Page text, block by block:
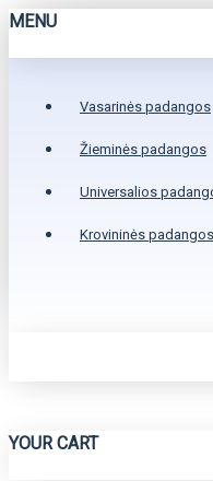
MENU
Vasarinės padangos
Žieminės padangos
Universalios
Krovininės padangos
YOUR CART